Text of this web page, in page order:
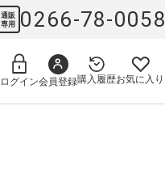
通販
専用
0266-78-0058
ログイン会員登録購入履歴お気に入り